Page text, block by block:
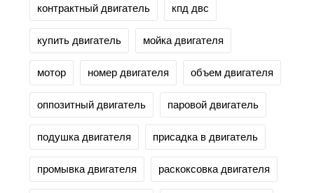
контрактный двигатель кпд двс
купить двигатель мойка двигателя
мотор номер двигателя объем двигателя
оппозитный двигатель паровой двигатель
подушка двигателя присадка в двигатель
промывка двигателя раскоксовка двигателя